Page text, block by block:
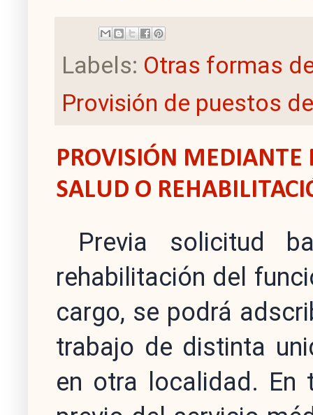
Labels: Otras formas
Provisión de puestos
PROVISIÓN MEDIANTE
SALUD O
Previa solicitud
rehabilitación del
cargo, se podrá
trabajo de distinta
en otra localidad. En